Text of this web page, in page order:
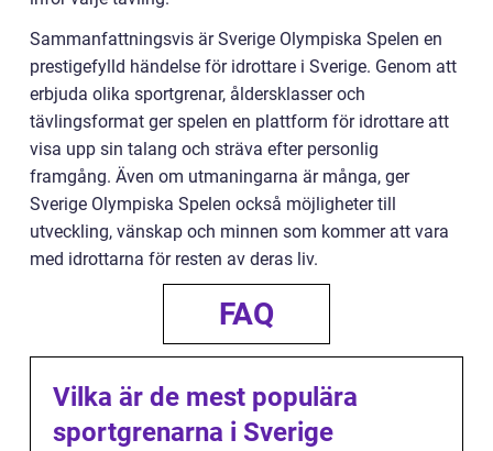
Sammanfattningsvis är Sverige Olympiska Spelen en
prestigefylld händelse för idrottare i Sverige. Genom att
erbjuda olika sportgrenar, åldersklasser och
tävlingsformat ger spelen en plattform för idrottare att
visa upp sin talang och sträva efter personlig
framgång. Även om utmaningarna är många, ger
Sverige Olympiska Spelen också möjligheter till
utveckling, vänskap och minnen som kommer att vara
med idrottarna för resten av deras liv.
FAQ
Vilka är de mest populära
sportgrenarna i Sverige